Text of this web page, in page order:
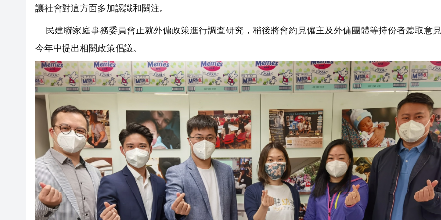
讓社會對這方面多加認識和關注。
民建聯家庭事務委員會正就外傭政策進行調查研究，稍後將會約見僱主及外傭團體等持份者聽取意
今年中提出相關政策倡議。